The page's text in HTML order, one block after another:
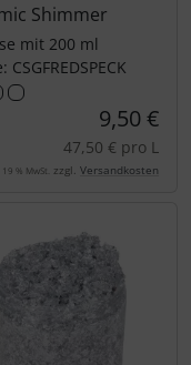
Shimmer
mit 200 ml
CSGFREDSPECK
9,50 €
47,50 € pro L
19 % MwSt. zzgl. Versandkosten